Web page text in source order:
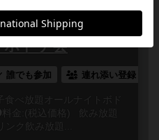
！！ 駄菓子食べ
ボドゲ会
誰でも参加 連れ添い登録
べ放題オールナイトボド
金:(税込価格) 飲み放題
ク飲み放題...